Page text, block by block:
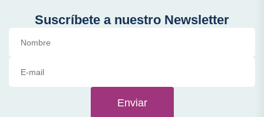
Suscríbete a nuestro Newsletter
Enviar